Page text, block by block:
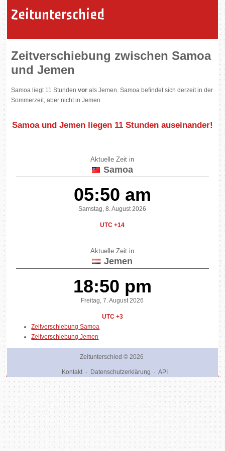
Zeitunterschied
Zeitverschiebung zwischen Samoa
und Jemen
Samoa liegt 11 Stundenvor als Jemen. Samoa befindet sich derzeit in der
Sommerzeit, aber nicht in Jemen.
Samoa und Jemen liegen 11 Stunden auseinander!
Aktuelle Zeit in
Samoa
05:50 am
Samstag, 8. August 2026
UTC +14
Aktuelle Zeit in
Jemen
18:50 pm
Freitag, 7. August 2026
UTC +3
Zeitverschiebung Samoa
Zeitverschiebung Jemen
Zeitunterschied © 2026
Kontakt· Datenschutzerklärung · API